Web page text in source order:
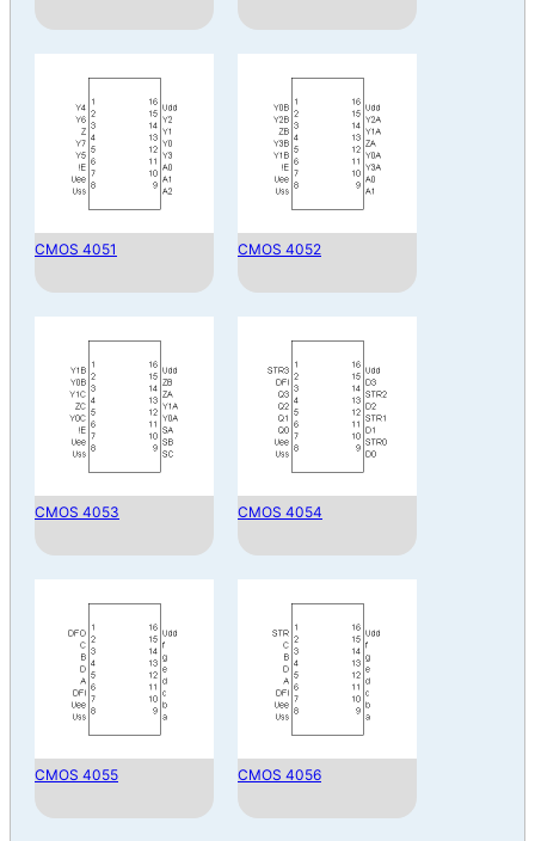
CMOS 4051 CMOS 4052
CMOS 4053 CMOS 4054
CMOS 4055 CMOS 4056